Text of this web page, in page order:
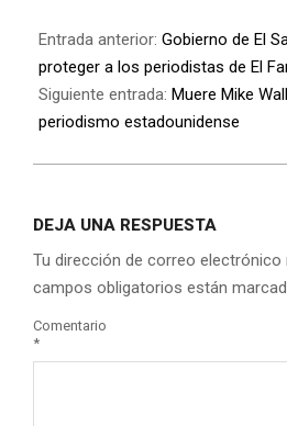
Entrada anterior: Gobierno de El
proteger a los periodistas de El
Siguiente entrada: Muere Mike
periodismo estadounidense
DEJA UNA RESPUESTA
Tu dirección de correo electrónico
campos obligatorios están
Comentario
*